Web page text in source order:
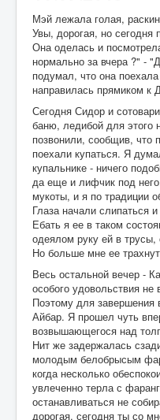
Мэй лежала голая,
Увы, дорогая, но
Она оделась и
нормально за вчера ?" -
подумал, что она
направилась прямиком к
Сегодня Сидор и
баню, ледибой для этого
позвонили, сообщив,
поехали купаться. Я
купальнике - ничего
да еще и лифчик под
мукоты, и я по традиции
Глаза начали слипаться
Ебать я ее в таком
одеялом руку ей в
Но больше мне ее
Весь остальной вечер -
особого удовольствия
Поэтому для
Айбар. Я прошел чуть
возвышающегося над
Нит же задержалась
молодым белобрысым
когда несколько
увлеченно терла с
останавливаться не
дорогая, сегодня ты со